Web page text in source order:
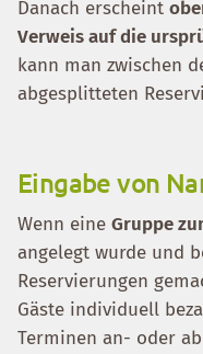
Danach erscheint
Verweis auf die
kann man zwischen
abgesplitteten
Eingabe von
Wenn eine Gruppe
angelegt wurde und
Reservierungen
Gäste individuell
Terminen an- oder